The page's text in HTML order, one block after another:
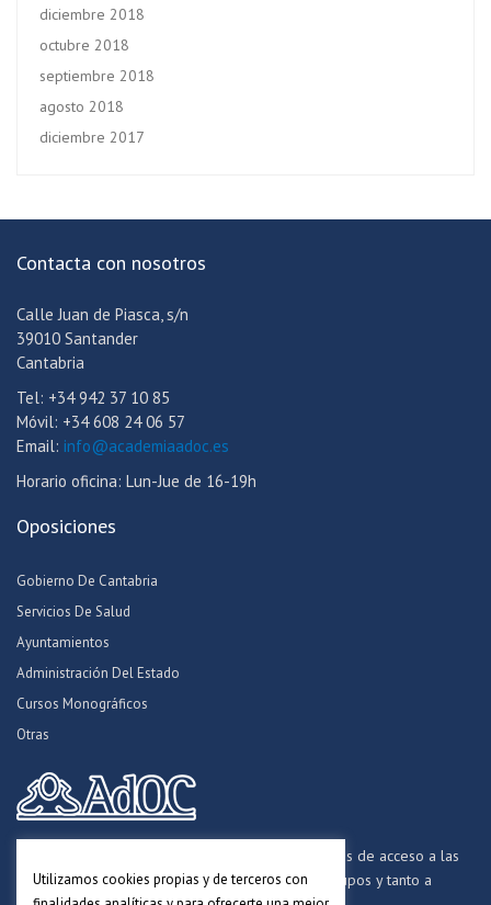
diciembre 2018
octubre 2018
septiembre 2018
agosto 2018
diciembre 2017
Contacta con nosotros
Calle Juan de Piasca, s/n
39010 Santander
Cantabria
Tel: +34 942 37 10 85
Móvil: +34 608 24 06 57
Email: info@academiaadoc.es
Horario oficina: Lun-Jue de 16-19h
Oposiciones
Gobierno De Cantabria
Servicios De Salud
Ayuntamientos
Administración Del Estado
Cursos Monográficos
Otras
Formamos opositores para los procesos selectivos de acceso a las
distintas Administraciones Públicas, a todos los grupos y tanto a
Utilizamos cookies propias y de terceros con